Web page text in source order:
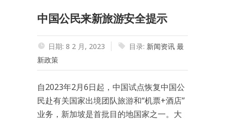
中国公民来新旅游安全提示
日期: 8 2 月, 2023 目录: 新闻资讯 最
新政策
自2023年2月6日起，中国试点恢复中国公
民赴有关国家出境团队旅游和“机票+酒店”
业务，新加坡是首批目的地国家之一。大